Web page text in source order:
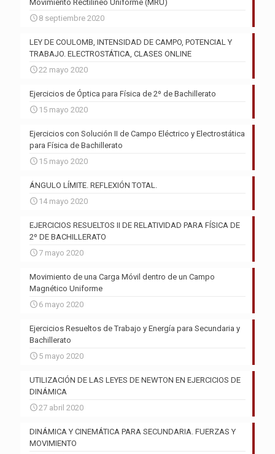
Movimiento Rectilíneo Uniforme (MRU)
8 septiembre 2020
LEY DE COULOMB, INTENSIDAD DE CAMPO, POTENCIAL Y
TRABAJO. ELECTROSTÁTICA, CLASES ONLINE
22 mayo 2020
Ejercicios de Óptica para Física de 2º de Bachillerato
15 mayo 2020
Ejercicios con Solución II de Campo Eléctrico y Electrostática
para Física de Bachillerato
15 mayo 2020
ÁNGULO LÍMITE. REFLEXIÓN TOTAL.
14 mayo 2020
EJERCICIOS RESUELTOS II DE RELATIVIDAD PARA FÍSICA DE
2º DE BACHILLERATO
7 mayo 2020
Movimiento de una Carga Móvil dentro de un Campo
Magnético Uniforme
6 mayo 2020
Ejercicios Resueltos de Trabajo y Energía para Secundaria y
Bachillerato
5 mayo 2020
UTILIZACIÓN DE LAS LEYES DE NEWTON EN EJERCICIOS DE
DINÁMICA
27 abril 2020
DINÁMICA Y CINEMÁTICA PARA SECUNDARIA. FUERZAS Y
MOVIMIENTO